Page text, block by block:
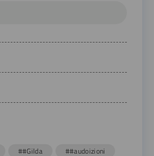
##Gilda
##audoizioni